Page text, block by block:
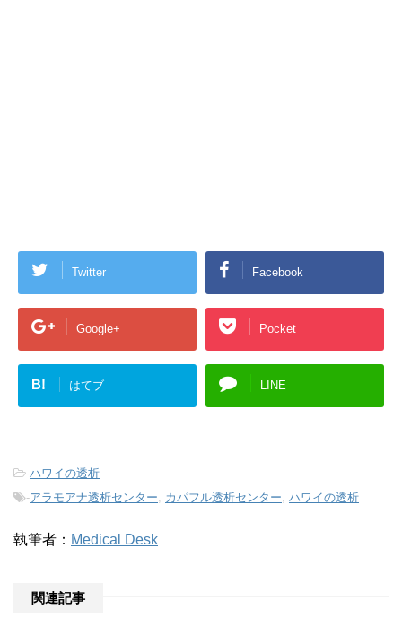
Twitter Facebook
Google+ Pocket
B! はてブ LINE
-ハワイの透析
-アラモアナ透析センター カパフル透析センター ハワイの透析
執筆者： Medical Desk
関連記事